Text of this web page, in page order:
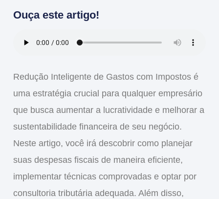
Ouça este artigo!
Redução Inteligente de Gastos com Impostosé
uma estratégia crucial para qualquer empresário
que busca aumentar a lucratividadee melhorar a
sustentabilidade financeira de seu negócio.
Neste artigo, você irá descobrir como planejar
suas despesas fiscais de maneira eficiente,
implementar técnicas comprovadas e optar por
consultoria tributária adequada. Além disso,